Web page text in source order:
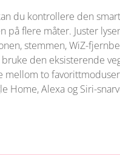
du kontrollere den
på flere måter. Juster
stemmen, WiZ-
den eksisterende
mellom to
Home, Alexa og Siri-